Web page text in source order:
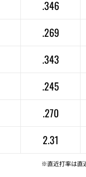
.346
.269
.343
.245
.270
2.31
※直近打率は直